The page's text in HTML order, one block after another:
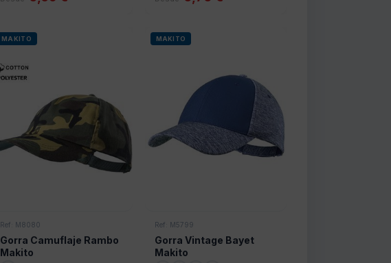
MAKITO
Ref: M8080
Gorra Camuflaje Rambo
Makito
MAKITO
Ref: M5799
Gorra Vintage Bayet
Makito